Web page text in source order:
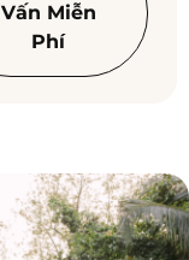
Vấn Miễn
Phí